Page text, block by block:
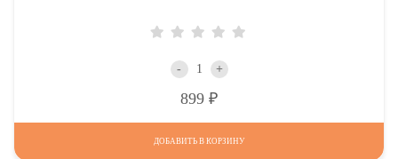
- +
899
ДОБАВИТЬ В КОРЗИНУ